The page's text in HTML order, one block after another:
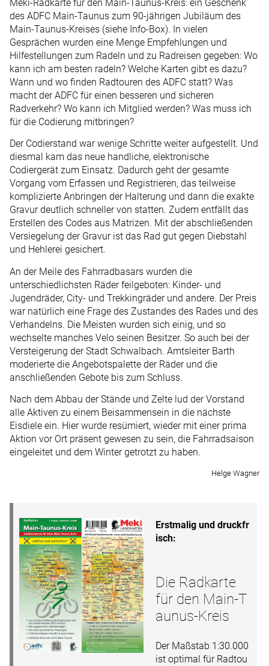
Meki-Radkarte für den Main-Taunus-Kreis: ein Geschenk
des ADFC Main-Taunus zum 90-jährigen Jubiläum des
Main-Taunus-Kreises (siehe Info-Box). In vielen
Gesprächen wurden eine Menge Empfehlungen und
Hilfestellungen zum Radeln und zu Radreisen gegeben: Wo
kann ich am besten radeln? Welche Karten gibt es dazu?
Wann und wo finden Radtouren des ADFC statt? Was
macht der ADFC für einen besseren und sicheren
Radverkehr? Wo kann ich Mitglied werden? Was muss ich
für die Codierung mitbringen?
Der Codierstand war wenige Schritte weiter aufgestellt. Und
diesmal kam das neue handliche, elektronische
Codiergerät zum Einsatz. Dadurch geht der gesamte
Vorgang vom Erfassen und Registrieren, das teilweise
komplizierte Anbringen der Halterung und dann die exakte
Gravur deutlich schneller von statten. Zudem entfällt das
Erstellen des Codes aus Matrizen. Mit der abschließenden
Versiegelung der Gravur ist das Rad gut gegen Diebstahl
und Hehlerei gesichert.
An der Meile des Fahrradbasars wurden die
unterschiedlichsten Räder feilgeboten: Kinder- und
Jugendräder, City- und Trekkingräder und andere. Der Preis
war natürlich eine Frage des Zustandes des Rades und des
Verhandelns. Die Meisten wurden sich einig, und so
wechselte manches Velo seinen Besitzer. So auch bei der
Versteigerung der Stadt Schwalbach. Amtsleiter Barth
moderierte die Angebotspalette der Räder und die
anschließenden Gebote bis zum Schluss.
Nach dem Abbau der Stände und Zelte lud der Vorstand
alle Aktiven zu einem Beisammensein in die nächste
Eisdiele ein. Hier wurde resümiert, wieder mit einer prima
Aktion vor Ort präsent gewesen zu sein, die Fahrrad­saison
eingeleitet und dem Winter getrotzt zu haben.
Helge Wagner
Erstmalig und ­druckfr
isch:
Die Radkarte
für den Main-T
aunus-Kreis
Der Maßstab 1:30.000
ist optimal für Radtou